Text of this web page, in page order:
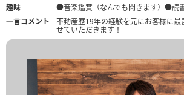
趣味
●音楽鑑賞（なんでも聞きます）●読
一言コメント
不動産歴19年の経験を元にお客様に最
せていただきます！